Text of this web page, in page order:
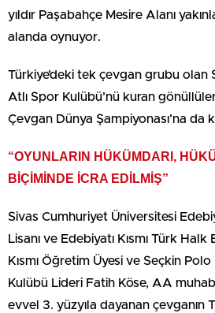
yıldır Paşabahçe Mesire Alanı
alanda oynuyor.
Türkiye’deki tek çevgan grubu olan
Atlı Spor Kulübü’nü kuran
Çevgan Dünya Şampiyonası’na da
“OYUNLARIN HÜKÜMDARI,
BİÇİMİNDE İCRA EDİLMİŞ”
Sivas Cumhuriyet Üniversitesi
Lisanı ve Edebiyatı Kısmı Türk
Kısmı Öğretim Üyesi ve Seçkin
Kulübü Lideri Fatih Köse, AA
evvel 3. yüzyıla dayanan çevganın